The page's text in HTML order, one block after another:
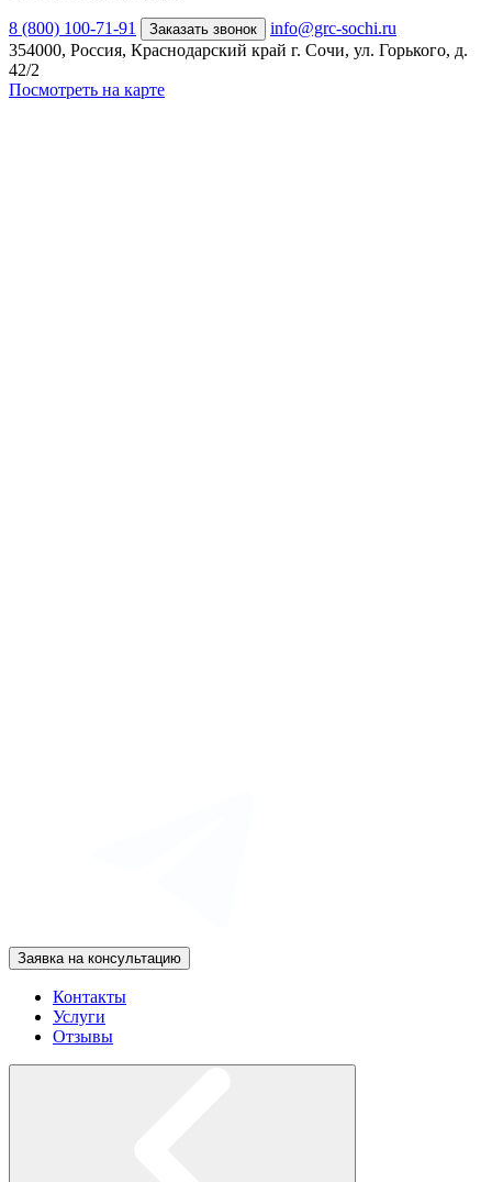
8 (800) 100-71-91 Заказать звонок
info@grc-sochi.ru
354000, Россия, Краснодарский край г. Сочи, ул. Горького, д.
42/2
Посмотреть на карте
Заявка на консультацию
Контакты
Услуги
Отзывы